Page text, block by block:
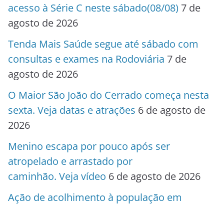
acesso à Série C neste sábado(08/08) 7 de
agosto de 2026
Tenda Mais Saúde segue até sábado com
consultas e exames na Rodoviária 7 de
agosto de 2026
O Maior São João do Cerrado começa nesta
sexta. Veja datas e atrações 6 de agosto de
2026
Menino escapa por pouco após ser
atropelado e arrastado por
caminhão. Veja vídeo 6 de agosto de 2026
Ação de acolhimento à população em